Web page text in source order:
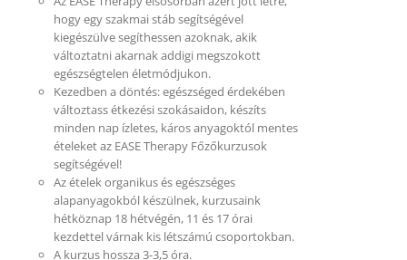
hogy egy szakmai stáb segítségével
kiegészülve segíthessen azoknak, akik
változtatni akarnak addigi megszokott
egészségtelen életmódjukon.
Kezedben a döntés: egészséged érdekében
változtass étkezési szokásaidon, készíts
minden nap ízletes, káros anyagoktól mentes
ételeket az EASE Therapy Főzőkurzusok
segítségével!
Az ételek organikus és egészséges
alapanyagokból készülnek, kurzusaink
hétköznap 18 hétvégén, 11 és 17 órai
kezdettel várnak kis létszámú csoportokban.
A kurzus hossza 3-3,5 óra.